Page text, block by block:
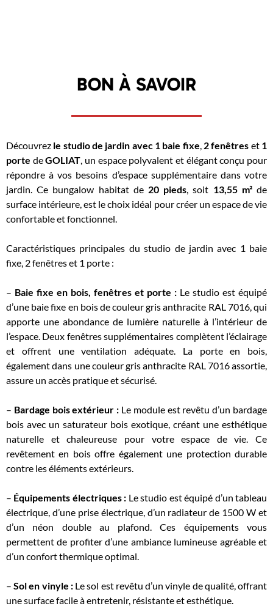
BON À SAVOIR
Découvrez le studio de jardin avec 1 baie fixe, 2 fenêtres et1
porte deGOLIAT, un espace polyvalent et élégant conçu pour
répondre à vos besoins d’espace supplémentaire dans votre
jardin. Ce bungalow habitat de 20 pieds, soit 13,55 m²de
surface intérieure, est le choix idéal pour créer un espace de vie
confortable et fonctionnel.
Caractéristiques principales du studio de jardin avec 1 baie
fixe, 2 fenêtres et 1 porte :
– Baie fixe en bois, fenêtres et porte : Le studio est équipé
d’une baie fixe en bois de couleur gris anthracite RAL 7016, qui
apporte une abondance de lumière naturelle à l’intérieur de
l’espace. Deux fenêtres supplémentaires complètent l’éclairage
et offrent une ventilation adéquate. La porte en bois,
également dans une couleur gris anthracite RAL 7016 assortie,
assure un accès pratique et sécurisé.
– Bardage bois extérieur : Le module est revêtu d’un bardage
bois avec un saturateur bois exotique, créant une esthétique
naturelle et chaleureuse pour votre espace de vie. Ce
revêtement en bois offre également une protection durable
contre les éléments extérieurs.
– Équipements électriques : Le studio est équipé d’un tableau
électrique, d’une prise électrique, d’un radiateur de 1500 W et
d’un néon double au plafond. Ces équipements vous
permettent de profiter d’une ambiance lumineuse agréable et
d’un confort thermique optimal.
–Sol en vinyle :Le sol est revêtu d’un vinyle de qualité, offrant
une surface facile à entretenir, résistante et esthétique.